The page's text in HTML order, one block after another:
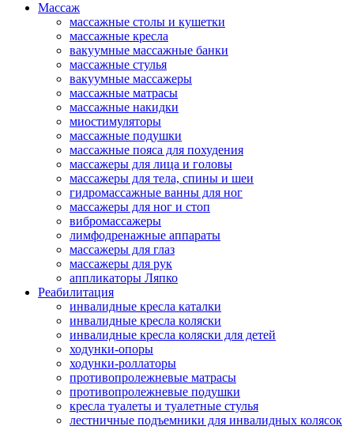
Массаж
массажные столы и кушетки
массажные кресла
вакуумные массажные банки
массажные стулья
вакуумные массажеры
массажные матрасы
массажные накидки
миостимуляторы
массажные подушки
массажные пояса для похудения
массажеры для лица и головы
массажеры для тела, спины и шеи
гидромассажные ванны для ног
массажеры для ног и стоп
вибромассажеры
лимфодренажные аппараты
массажеры для глаз
массажеры для рук
аппликаторы Ляпко
Реабилитация
инвалидные кресла каталки
инвалидные кресла коляски
инвалидные кресла коляски для детей
ходунки-опоры
ходунки-роллаторы
противопролежневые матрасы
противопролежневые подушки
кресла туалеты и туалетные стулья
лестничные подъемники для инвалидных колясок